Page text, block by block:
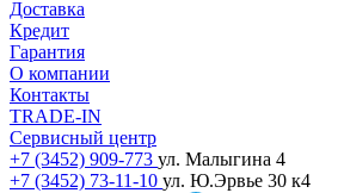
Доставка
Кредит
Гарантия
О компании
Контакты
TRADE-IN
Сервисный центр
+7 (3452) 909-773 ул. Малыгина 4
+7 (3452) 73-11-10 ул. Ю.Эрвье 30 к4